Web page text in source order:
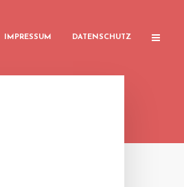
IMPRESSUM DATENSCHUTZ